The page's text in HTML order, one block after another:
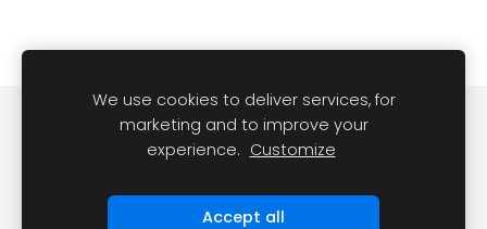
Noteikumi
Kontakti
Sveču lietošanas noteikumi
Sīkdatnes
We use cookies to deliver services, for
marketing and to improve your
experience. Customize
Accept all